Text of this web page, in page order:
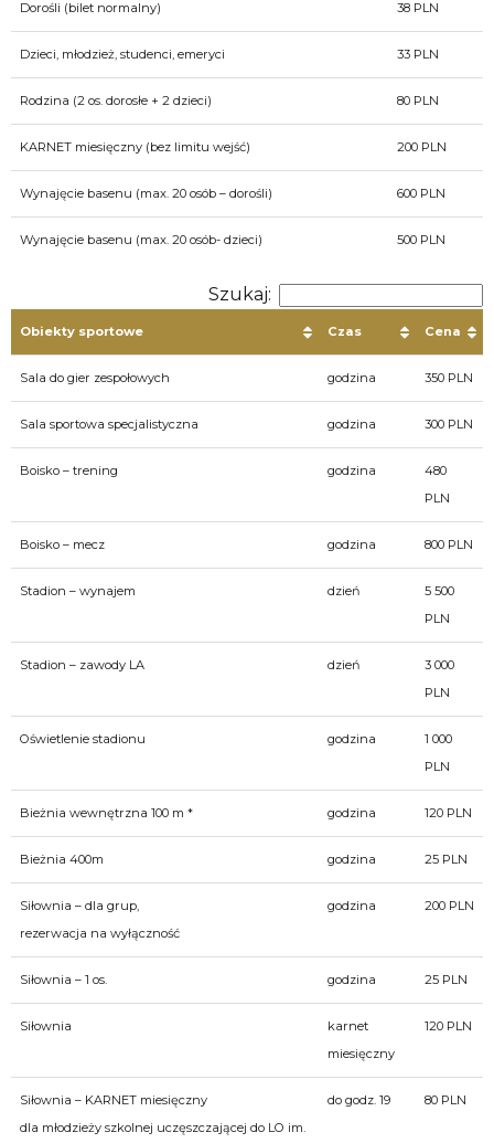
Dorośli (bilet normalny) 38 PLN
Dzieci, młodzież, studenci, emeryci 33 PLN
Rodzina (2 os. dorosłe + 2 dzieci) 80 PLN
KARNET miesięczny (bez limitu wejść) 200 PLN
Wynajęcie basenu (max. 20 osób – dorośli) 600 PLN
Wynajęcie basenu (max. 20 osób- dzieci) 500 PLN
Szukaj:
Obiekty sportowe Czas Cena
Sala do gier zespołowych godzina 350 PLN
Sala sportowa specjalistyczna godzina 300 PLN
Boisko – trening godzina
480
PLN
Boisko – mecz godzina 800 PLN
Stadion – wynajem dzień
5 500
PLN
Stadion – zawody LA dzień
3 000
PLN
Oświetlenie stadionu godzina
1 000
PLN
Bieżnia wewnętrzna 100 m * godzina 120 PLN
Bieżnia 400m godzina 25 PLN
Siłownia – dla grup,
rezerwacja na wyłączność
godzina 200 PLN
Siłownia – 1 os. godzina 25 PLN
Siłownia
karnet
miesięczny
120 PLN
Siłownia – KARNET miesięczny
dla młodzieży szkolnej uczęszczającej do LO im.
do godz. 19 80 PLN